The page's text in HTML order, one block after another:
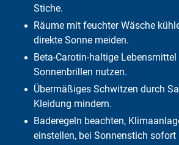
SOS: Schwitzen
Baderegeln
Barfuß ohne Schmerz
SOS: Geschwollene Beine
Grillen ohne Risiko
Fazit
Stiche.
Räume mit feuchter Wäsche
direkte Sonne meiden.
Beta-Carotin-haltige Lebensmittel
Sonnenbrillen nutzen.
Übermäßiges Schwitzen durch
Kleidung mindern.
Baderegeln beachten,
einstellen, bei Sonnenstich sofort